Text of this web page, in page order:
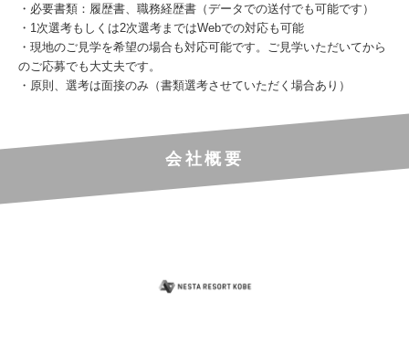
・必要書類：履歴書、職務経歴書（データでの送付でも可能です）
・1次選考もしくは2次選考まではWebでの対応も可能
・現地のご見学を希望の場合も対応可能です。ご見学いただいてから
のご応募でも大丈夫です。
・原則、選考は面接のみ（書類選考させていただく場合あり）
会社概要